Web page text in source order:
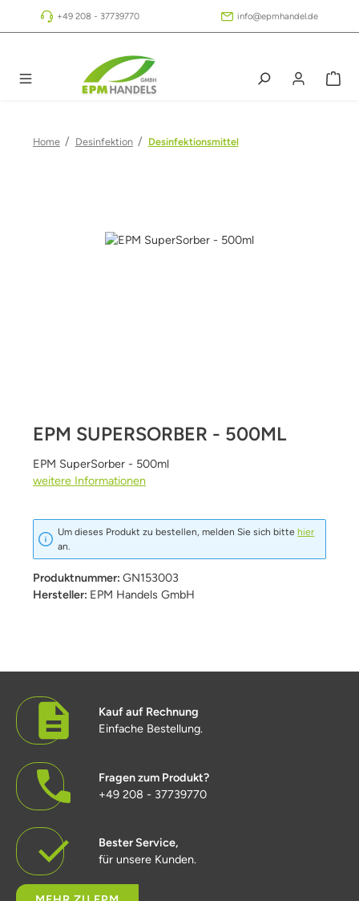
Zum Hauptinhalt springen
+49 208 - 37739770 info@epmhandel.de
Home / Desinfektion / Desinfektionsmittel
Bildergalerie überspringen
EPM SUPERSORBER - 500ML
EPM SuperSorber - 500ml
weitere Informationen
Um dieses Produkt zu bestellen, melden Sie sich bitte hier
an.
Produktnummer: GN153003
Hersteller: EPM Handels GmbH
Kauf auf Rechnung
Einfache Bestellung.
Fragen zum Produkt?
+49 208 - 37739770
Bester Service,
für unsere Kunden.